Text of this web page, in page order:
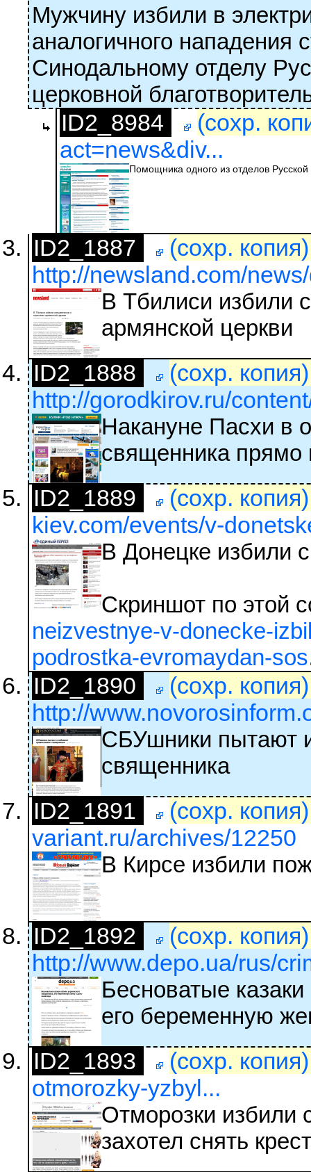
Мужчину избили в
аналогичного нападения
Синодальному отделу
церковной
ID2_8984
(сохр.
act=news&div...
Помощника одного из отделов
ID2_1887
(сохр.
http://newsland.com/
В Тбилиси избили
армянской церкви
ID2_1888
(сохр.
http://gorodkirov.ru/
Накануне Пасхи в
священника прямо
ID2_1889
(сохр.
kiev.com/events/v-
В Донецке избили
Скриншот по этой
neizvestnye-v-donecke-
podrostka-evromaydan-
ID2_1890
(сохр.
http://
СБУшники пытают
священника
ID2_1891
(сохр.
variant.ru/archives/12250
В Кирсе избили
ID2_1892
(сохр.
http://www.depo.ua/rus/
Бесноватые
его беременную
ID2_1893
(сохр.
otmorozky-yzbyl...
Отморозки избили
захотел снять крест